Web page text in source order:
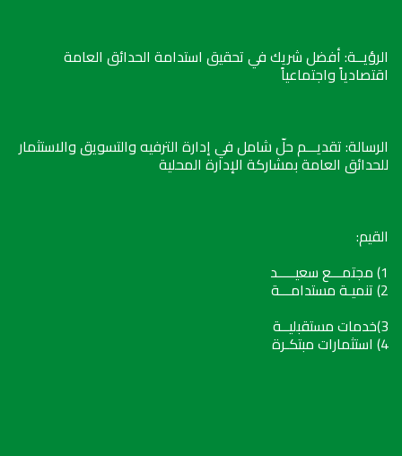
الرؤيــة: أفضل شريك في تحقيق استدامة الحدائق العامة
اقتصادياً واجتماعياً
الرسالة: تقديـــم حلّ شامل في إدارة الترفيه والتسويق والاستثمار
للحدائق العامة بمشاركة الإدارة المحلية
القيم:
1) مجتمـــع سعيـــــد
2) تنميـة مستدامـــة
3)خدمات مستقبليــة
4) استثمارات مبتكـرة